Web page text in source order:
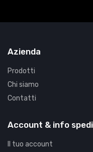
Azienda
Prodotti
Chi siamo
Contatti
Account & info
Il tuo account